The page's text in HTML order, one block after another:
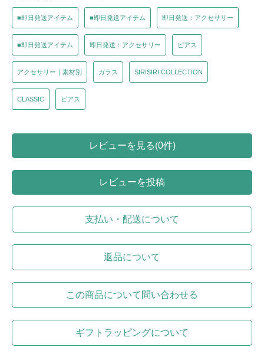
■即日発送アイテム ■即日発送アイテム 即日発送：アクセサリー
■即日発送アイテム 即日発送：アクセサリー ピアス
アクセサリー｜素材別 ガラス SIRISIRI COLLECTION
CLASSIC ピアス
レビューを見る(0件)
レビューを投稿
支払い・配送について
返品について
この商品について問い合わせる
ギフトラッピングについて